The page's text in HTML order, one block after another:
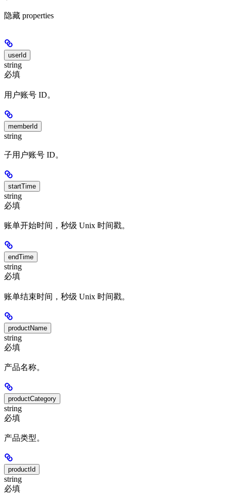
隐藏 properties
userId
string
必填
用户账号 ID。
memberId
string
子用户账号 ID。
startTime
string
必填
账单开始时间，秒级 Unix 时间戳。
endTime
string
必填
账单结束时间，秒级 Unix 时间戳。
productName
string
必填
产品名称。
productCategory
string
必填
产品类型。
productId
string
必填